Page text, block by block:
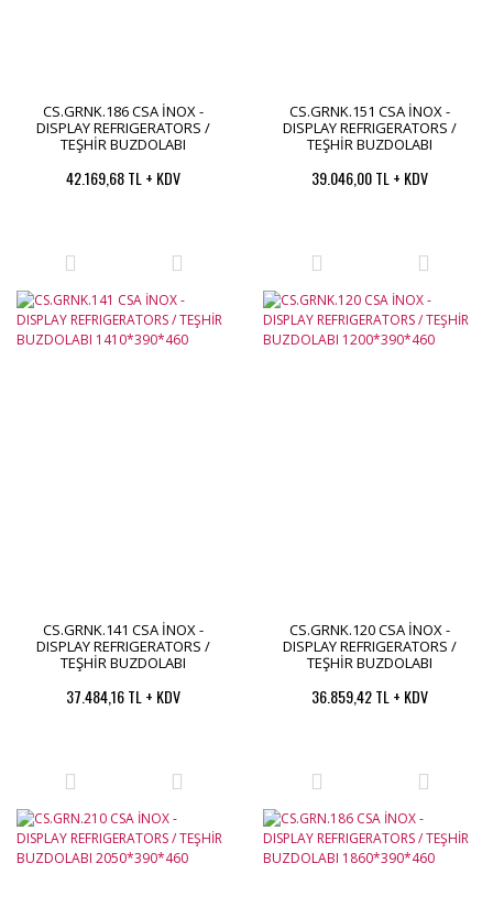
CS.GRNK.186 CSA İNOX -
DISPLAY REFRIGERATORS /
TEŞHİR BUZDOLABI
42.169,68 TL + KDV
CS.GRNK.151 CSA İNOX -
DISPLAY REFRIGERATORS /
TEŞHİR BUZDOLABI
39.046,00 TL + KDV
CS.GRNK.141 CSA İNOX -
DISPLAY REFRIGERATORS /
TEŞHİR BUZDOLABI
37.484,16 TL + KDV
CS.GRNK.120 CSA İNOX -
DISPLAY REFRIGERATORS /
TEŞHİR BUZDOLABI
36.859,42 TL + KDV